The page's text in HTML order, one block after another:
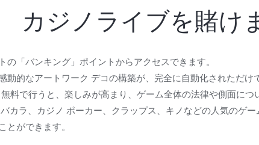
カジノライブを賭け
「バンキング」ポイントからアクセスできます。
的なアートワーク デコの構築が、完全に自動化されただけ
料で行うと、楽しみが高まり、ゲーム全体の法律や側面につ
カラ、カジノ ポーカー、クラップス、キノなどの人気のゲ
ができます。